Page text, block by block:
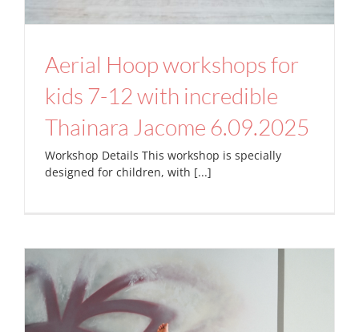
Aerial Hoop workshops for
kids 7-12 with incredible
Thainara Jacome 6.09.2025
Workshop Details This workshop is specially
designed for children, with [...]